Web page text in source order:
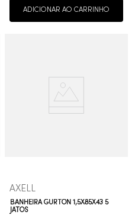
ADICIONAR AO CARRINHO
AXELL
BANHEIRA GURTON 1,5X85X43 5
JATOS